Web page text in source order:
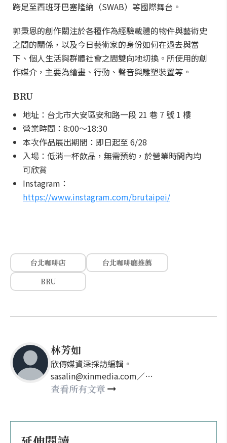
跨足至西班牙巴塞隆納（SWAB）等國際舞台。
郭秉恩的創作關注於各種作為經驗載體的物件與藝術史
之間的關係，以及今日藝術家的身份如何在過去與當
下、個人生活與群體社會之間雙向地切換。所使用的創
作媒介，主要為繪畫、行動、聲音與雕塑裝置等。
BRU
地址：台北市大安區安和路一段 21 巷 7 號 1 樓
營業時間：8:00～18:30
本次作品展出期間：即日起至 6/28
入場：低消一杯飲品，無需預約，於營業時間內均
可欣賞
Instagram：
https://www.instagram.com/brutaipei/
台北咖啡店
台北咖啡廳推薦
BRU
林芳如
欣傳媒資深採訪編輯。
sasalin@xinmedia.com／
happy21917@gmail.com
查看所有文章